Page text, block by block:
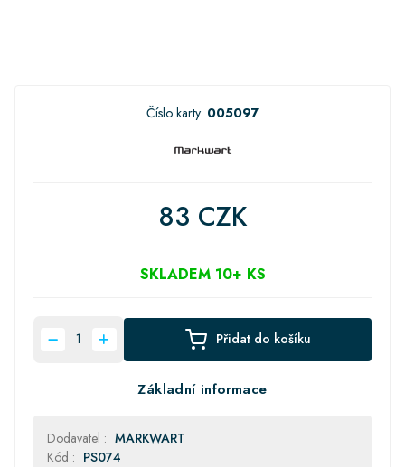
Číslo karty: 005097
83 CZK
SKLADEM 10+ KS
Přidat do košíku
Základní informace
Dodavatel : MARKWART
Kód : PS074